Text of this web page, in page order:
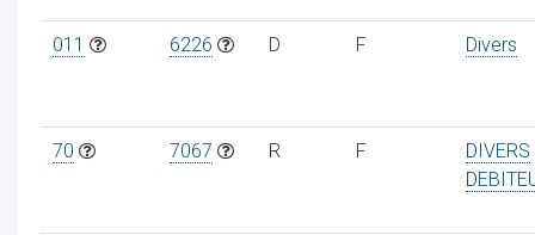
011 6226 D F Divers
70 7067 R F
DIVERS